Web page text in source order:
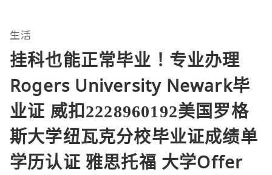
生活
挂科也能正常毕业！专业办理
Rogers University Newark毕
业证 威扣2228960192美国罗格
斯大学纽瓦克分校毕业证成绩单
学历认证 雅思托福 大学Offer